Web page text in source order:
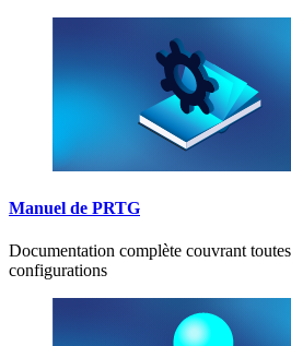
Manuel de PRTG
Documentation complète couvrant
configurations